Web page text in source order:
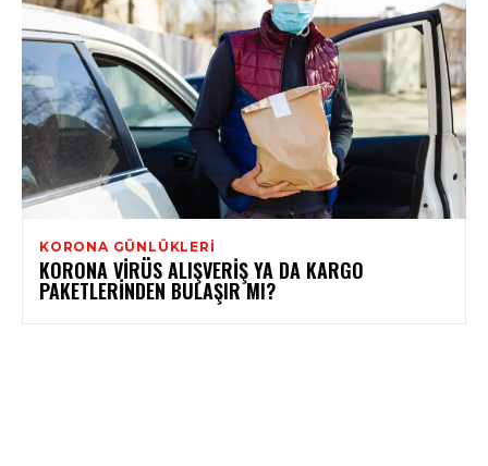
KORONA GÜNLÜKLERI
KORONA VIRÜS ALIŞVERIŞ YA DA KARGO
PAKETLERINDEN BULAŞIR MI?